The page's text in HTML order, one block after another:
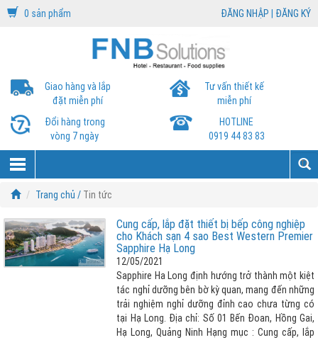
0 sản phẩm ĐĂNG NHẬP | ĐĂNG KÝ
Giao hàng và lắp
đặt miễn phí
Tư vấn thiết kế
miễn phí
Đổi hàng trong
vòng 7 ngày
HOTLINE
0919 44 83 83
Trang chủ / Tin tức
Cung cấp, lắp đặt thiết bị bếp công nghiệp
cho Khách sạn 4 sao Best Western Premier
Sapphire Hạ Long
12/05/2021
Sapphire Ha Long định hướng trở thành một kiệt
tác nghỉ dưỡng bên bờ kỳ quan, mang đến những
trải nghiệm nghỉ dưỡng đỉnh cao chưa từng có
tại Hạ Long. Địa chỉ: Số 01 Bến Đoan, Hồng Gai,
Hạ Long, Quảng Ninh Hạng mục : Cung cấp, lắp